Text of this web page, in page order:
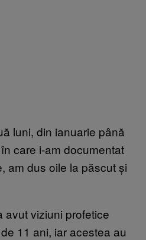
luni, din ianuarie până
care i-am documentat
am dus oile la păscut și
avut viziuni profetice
11 ani, iar acestea au